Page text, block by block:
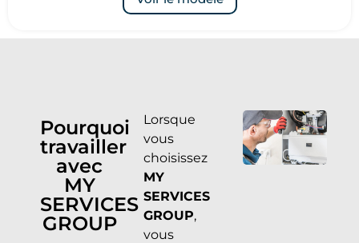
Pourquoi
travailler
avec
MY
SERVICES
GROUP
Lorsque
vous
choisissez
MY
SERVICES
GROUP,
vous